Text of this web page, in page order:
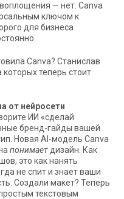
— нет. Canva
ключом к
для бизнеса
Canva? Станислав
теперь стоит
от нейросети
ИИ «сделай
бренд-гайды вашей
Новая AI-модель Canva
понимает дизайн. Как
это как нанять
не спит и знает ваши
Создали макет? Теперь
текстовым